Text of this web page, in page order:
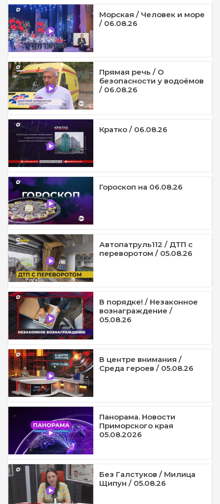
Морская / Человек и море
/ 06.08.26
Прямая речь / О
безопасности у водоёмов
/ 06.08.26
Кратко / 06.08.26
Гороскоп на 06.08.26
Автопатруль112 / ДТП с
переворотом / 05.08.26
В порядке! / Незаконное
вознаграждение /
05.08.26
В центре внимания /
Среда героев / 05.08.26
Панорама. Новости
Приморского края
05.08.2026
Без Галстуков / Милица
Щипун / 05.08.26